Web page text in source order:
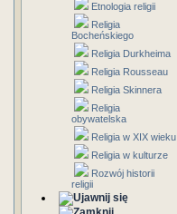
Etnologia religii
Religia
Bocheńskiego
Religia Durkheima
Religia Rousseau
Religia Skinnera
Religia
obywatelska
Religia w XIX wieku
Religia w kulturze
Rozwój historii
religii